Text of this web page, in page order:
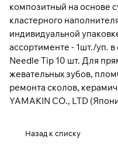
композитный на основе
кластерного
индивидуальной
ассортименте - 1шт./уп.
Needle Tip 10 шт. Для
жевательных зубов,
ремонта сколов,
YAMAKIN CO., LTD
Назад к списку